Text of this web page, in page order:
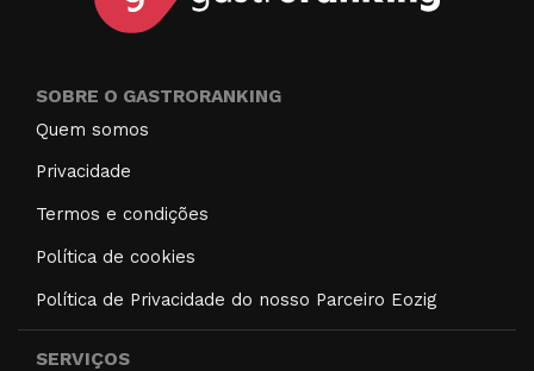
SOBRE O GASTRORANKING
Quem somos
Privacidade
Termos e condições
Política de cookies
Política de Privacidade do nosso Parceiro Eozig
SERVIÇOS